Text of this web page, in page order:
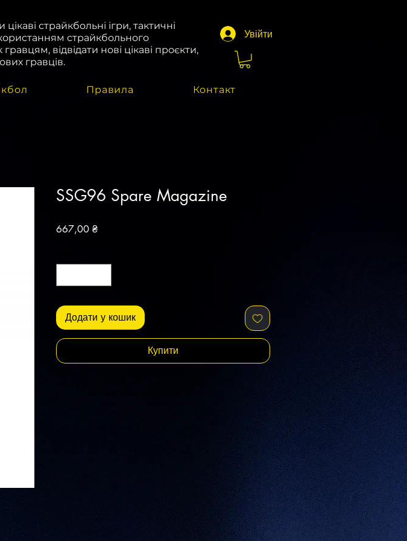
страйкбольні ігри, тактичні
страйкбольного
відвідати нові цікаві проєкти,
гравців.
Увійти
Правила Контакт
SSG96 Spare Magazine
667,00 ₴Ціна
Додати у кошик
Купити